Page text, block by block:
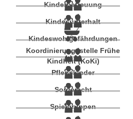
Kinderbetreuung
Kindesunterhalt
Kindeswohlgefährdungen
Koordinierungsstelle Frühe
Kindheit (KoKi)
Pflegekinder
Sorgerecht
Spielgruppen